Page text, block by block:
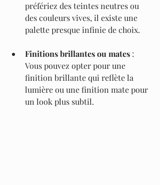
préfériez des teintes neutres ou
des couleurs vives, il existe une
palette presque infinie de choix.
Finitions brillantes ou mates :
Vous pouvez opter pour une
finition brillante qui reflète la
lumière ou une finition mate pour
un look plus subtil.